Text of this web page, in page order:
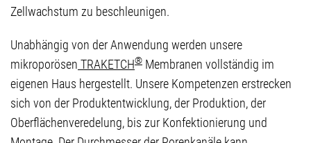
Zellwachstum zu beschleunigen.
Unabhängig von der Anwendung werden unsere
mikroporösen TRAKETCH® Membranen vollständig im
eigenen Haus hergestellt. Unsere Kompetenzen erstrecken
sich von der Produktentwicklung, der Produktion, der
Oberflächenveredelung, bis zur Konfektionierung und